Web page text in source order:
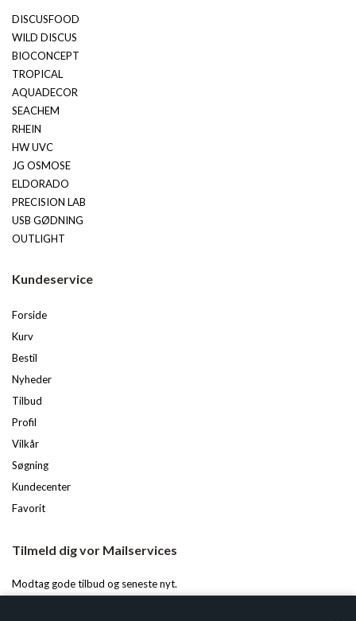
DISCUSFOOD
WILD DISCUS
BIOCONCEPT
TROPICAL
AQUADECOR
SEACHEM
RHEIN
HW UVC
JG OSMOSE
ELDORADO
PRECISION LAB
USB GØDNING
OUTLIGHT
Kundeservice
Forside
Kurv
Bestil
Nyheder
Tilbud
Profil
Vilkår
Søgning
Kundecenter
Favorit
Tilmeld dig vor Mailservices
Modtag gode tilbud og seneste nyt.